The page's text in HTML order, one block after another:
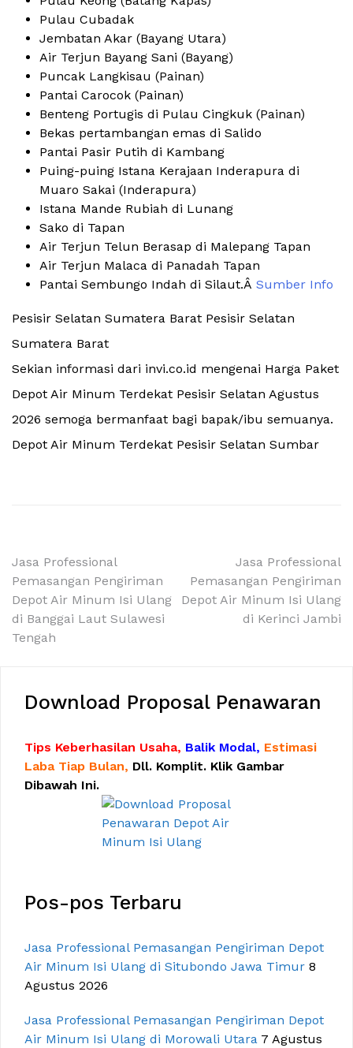
Pulau Cubadak
Jembatan Akar (Bayang Utara)
Air Terjun Bayang Sani (Bayang)
Puncak Langkisau (Painan)
Pantai Carocok (Painan)
Benteng Portugis di Pulau Cingkuk (Painan)
Bekas pertambangan emas di Salido
Pantai Pasir Putih di Kambang
Puing-puing Istana Kerajaan Inderapura di
Muaro Sakai (Inderapura)
Istana Mande Rubiah di Lunang
Sako di Tapan
Air Terjun Telun Berasap di Malepang Tapan
Air Terjun Malaca di Panadah Tapan
Pantai Sembungo Indah di Silaut.Â Sumber Info
Pesisir Selatan Sumatera Barat Pesisir Selatan
Sumatera Barat
Sekian informasi dari invi.co.id mengenai Harga Paket
Depot Air Minum Terdekat Pesisir Selatan Agustus
2026 semoga bermanfaat bagi bapak/ibu semuanya.
Depot Air Minum Terdekat Pesisir Selatan Sumbar
Navigasi
pos
Jasa Professional
Pemasangan Pengiriman
Depot Air Minum Isi Ulang
di Banggai Laut Sulawesi
Tengah
Jasa Professional
Pemasangan Pengiriman
Depot Air Minum Isi Ulang
di Kerinci Jambi
Download Proposal Penawaran
Tips Keberhasilan Usaha, Balik Modal, Estimasi
Laba Tiap Bulan, Dll. Komplit. Klik Gambar
Dibawah Ini.
Pos-pos Terbaru
Jasa Professional Pemasangan Pengiriman Depot
Air Minum Isi Ulang di Situbondo Jawa Timur 8
Agustus 2026
Jasa Professional Pemasangan Pengiriman Depot
Air Minum Isi Ulang di Morowali Utara 7 Agustus